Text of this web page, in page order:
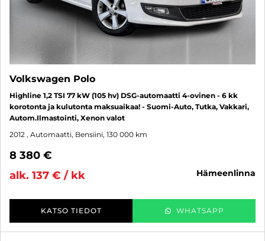
Volkswagen Polo
Highline 1,2 TSI 77 kW (105 hv) DSG-automaatti 4-ovinen - 6 kk
korotonta ja kulutonta maksuaikaa! - Suomi-Auto, Tutka, Vakkari,
Autom.Ilmastointi, Xenon valot
2012 , Automaatti, Bensiini, 130 000 km
8 380 €
alk. 137 € / kk
hämeenlinna
KATSO TIEDOT WHATSAPP